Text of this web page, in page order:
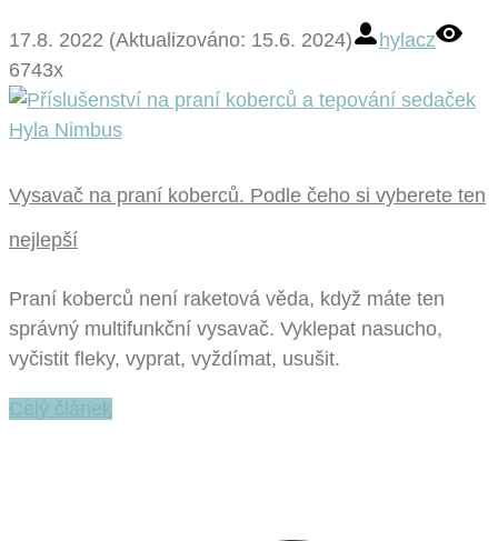
17.8. 2022 (Aktualizováno: 15.6. 2024)
hylacz
6743x
Vysavač na praní koberců. Podle čeho si vyberete ten
nejlepší
Praní koberců není raketová věda, když máte ten
správný multifunkční vysavač. Vyklepat nasucho,
vyčistit fleky, vyprat, vyždímat, usušit.
Celý článek